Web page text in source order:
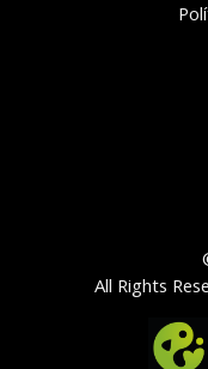
All Rights